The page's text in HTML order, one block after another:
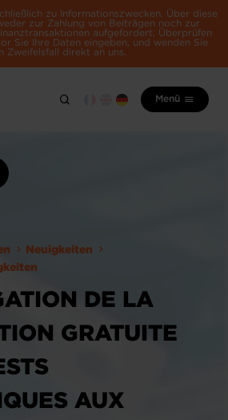
zu Informationszwecken. Über diese
zur Zahlung von Beiträgen noch zur
aufgefordert. Überprüfen
Sie Ihre Daten eingeben, und wenden Sie
Zweifelsfall direkt an uns.
Menü
Neuigkeiten
DE LA
GRATUITE
AUX